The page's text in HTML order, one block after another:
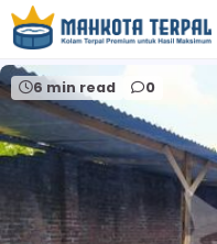
Home contoh kolam terpal
6 min read 0